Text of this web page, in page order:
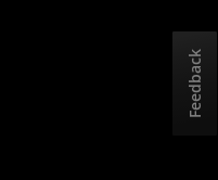
Feedback